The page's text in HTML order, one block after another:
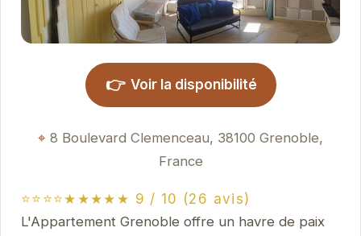
👉 Voir la disponibilité
8 Boulevard Clemenceau, 38100 Grenoble,
France
⭐⭐⭐⭐★★★★★ 9 / 10 (26 avis)
L'Appartement Grenoble offre un havre de paix